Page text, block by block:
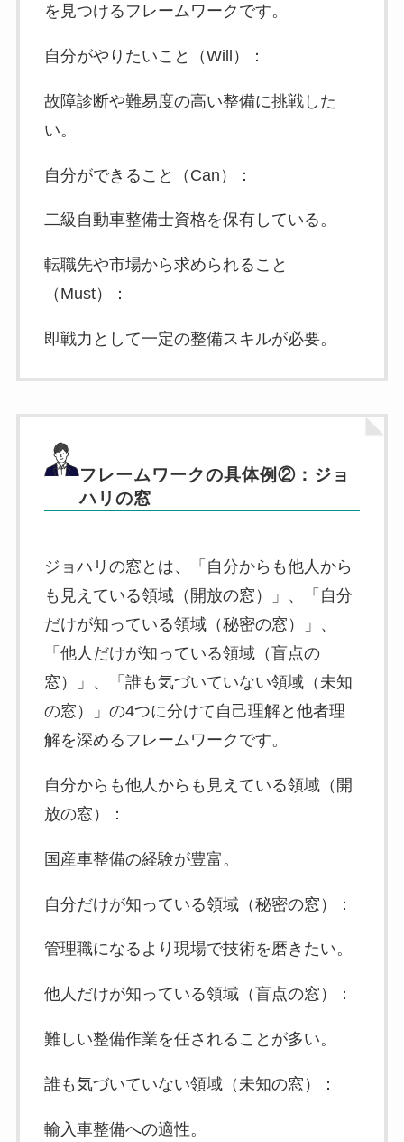
を見つけるフレームワークです。
自分がやりたいこと（Will）：
故障診断や難易度の高い整備に挑戦した
い。
自分ができること（Can）：
二級自動車整備士資格を保有している。
転職先や市場から求められること
（Must）：
即戦力として一定の整備スキルが必要。
フレームワークの具体例②：ジョ
ハリの窓
ジョハリの窓とは、「自分からも他人から
も見えている領域（開放の窓）」、「自分
だけが知っている領域（秘密の窓）」、
「他人だけが知っている領域（盲点の
窓）」、「誰も気づいていない領域（未知
の窓）」の4つに分けて自己理解と他者理
解を深めるフレームワークです。
自分からも他人からも見えている領域（開
放の窓）：
国産車整備の経験が豊富。
自分だけが知っている領域（秘密の窓）：
管理職になるより現場で技術を磨きたい。
他人だけが知っている領域（盲点の窓）：
難しい整備作業を任されることが多い。
誰も気づいていない領域（未知の窓）：
輸入車整備への適性。